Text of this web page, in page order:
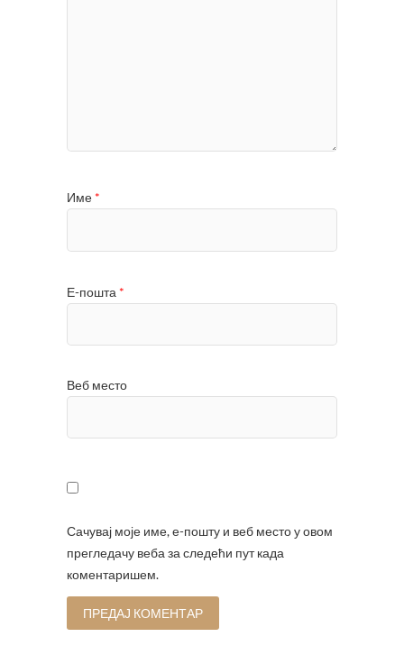
Име *
Е-пошта *
Веб место
Сачувај моје име, е-пошту и веб место у овом
прегледачу веба за следећи пут када
коментаришем.